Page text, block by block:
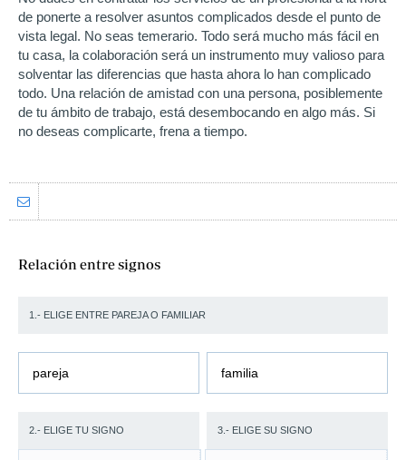
de ponerte a resolver asuntos complicados desde el punto de
vista legal. No seas temerario. Todo será mucho más fácil en
tu casa, la colaboración será un instrumento muy valioso para
solventar las diferencias que hasta ahora lo han complicado
todo. Una relación de amistad con una persona, posiblemente
de tu ámbito de trabajo, está desembocando en algo más. Si
no deseas complicarte, frena a tiempo.
Relación entre signos
1.- ELIGE ENTRE PAREJA O FAMILIAR
pareja familia
2.- ELIGE TU SIGNO 3.- ELIGE SU SIGNO